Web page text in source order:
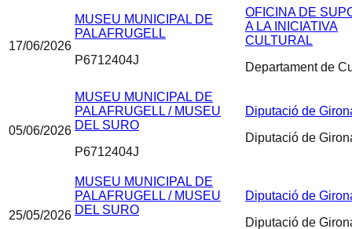
17/06/2026
MUSEU MUNICIPAL DE
PALAFRUGELL
P6712404J
OFICINA DE
A LA INICIATIVA
CULTURAL
Departament de
05/06/2026
MUSEU MUNICIPAL DE
PALAFRUGELL / MUSEU
DEL SURO
P6712404J
Diputació de
Diputació de
25/05/2026
MUSEU MUNICIPAL DE
PALAFRUGELL / MUSEU
DEL SURO
Diputació de
Diputació de